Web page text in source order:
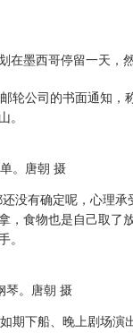
墨西哥停留一天，然
公司的书面通知，
。
。唐朝 摄
有确定呢，心理承
食物也是自己取了
。
琴。唐朝 摄
下船、晚上剧场演